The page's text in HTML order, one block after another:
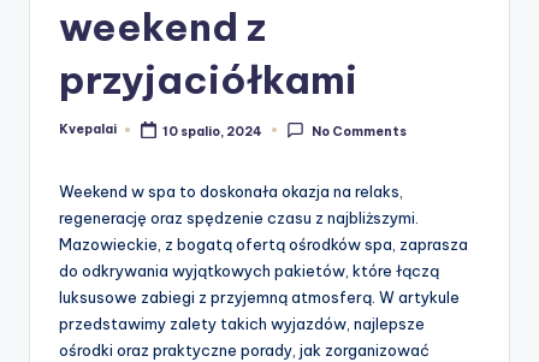
weekend z
przyjaciółkami
Posted
Kvepalai 10 spalio, 2024 No Comments
Weekend w spa to doskonała okazja na relaks,
regenerację oraz spędzenie czasu z najbliższymi.
Mazowieckie, z bogatą ofertą ośrodków spa, zaprasza
do odkrywania wyjątkowych pakietów, które łączą
luksusowe zabiegi z przyjemną atmosferą. W artykule
przedstawimy zalety takich wyjazdów, najlepsze
ośrodki oraz praktyczne porady, jak zorganizować